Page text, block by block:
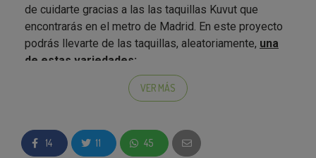
de cuidarte gracias a las las taquillas Kuvut que
encontrarás en el metro de Madrid. En este proyecto
podrás llevarte de las taquillas, aleatoriamente, una
de estas variedades:
Plato preparado Gerblé BIO de
Disfruta de uno de los alimentos más
de la quinoa en estado puro. 100%
VER MÁS
14 11 45